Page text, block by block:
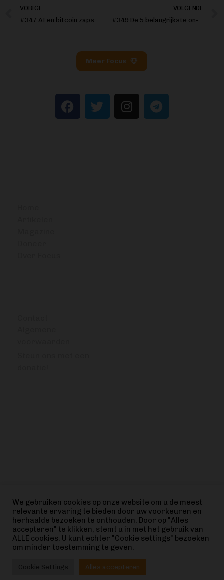
VORIGE
#347 AI en bitcoin zaps
VOLGENDE
#349 De 5 belangrijkste on-chain grafieken van mei
Meer Focus
© 2022 ⚡ Bitcoin Focus
We gebruiken cookies op onze website om u de meest
relevante ervaring te bieden door uw voorkeuren en
herhaalde bezoeken te onthouden. Door op "Alles
accepteren" te klikken, stemt u in met het gebruik van
ALLE cookies. U kunt echter "Cookie settings" bezoeken
om minder toestemming te geven.
Cookie Settings Alles accepteren